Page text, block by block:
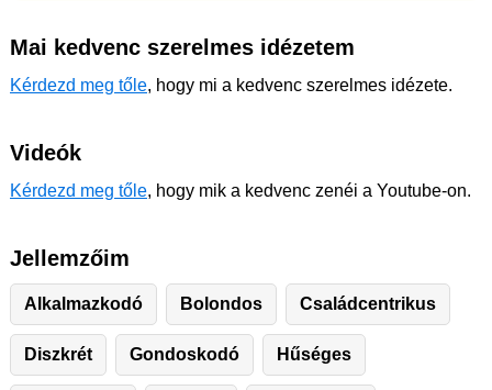
Mai kedvenc szerelmes idézetem
Kérdezd meg tőle, hogy mi a kedvenc szerelmes idézete.
Videók
Kérdezd meg tőle, hogy mik a kedvenc zenéi a Youtube-on.
Jellemzőim
Alkalmazkodó Bolondos Családcentrikus
Diszkrét Gondoskodó Hűséges